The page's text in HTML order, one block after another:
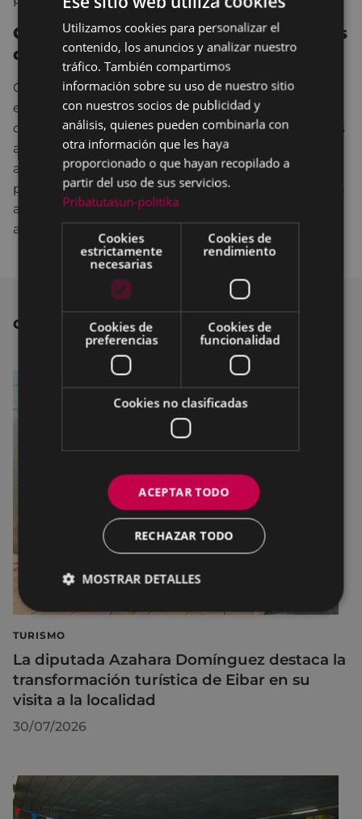
Otras ayudas humanitarias destinadas
durante el año 2021
Con cargo a esta partida de donativos a desastres
en diferentes partes del mundo, el Ayuntamiento
de Eibar ha destinado en lo que va de año otras dos
ayudas más. En mayo se enviaron 2.000 euros en
ayuda humanitaria para Gaza con el objetivo de
paliar los efectos del conflicto surgido en Israel; y en
agosto se destinó otra partida de 2.000 euros para
ayudar a las víctimas del terremoto que asoló Haití.
OTRAS NOTICIAS
TURISMO
La diputada Azahara Domínguez destaca la
transformación turística de Eibar en su
visita a la localidad
30/07/2026
BASQUE
SPANISH
Utilizamos cookies para personalizar el
contenido, los anuncios y analizar nuestro
tráfico. También compartimos
información sobre su uso de nuestro sitio
con nuestros socios de publicidad y
análisis, quienes pueden combinarla con
otra información que les haya
proporcionado o que hayan recopilado a
partir del uso de sus servicios.
Pribatutasun-politika
Cookies
estrictamente
necesarias
Cookies de
rendimiento
Cookies de
preferencias
Cookies de
funcionalidad
Cookies no clasificadas
ACEPTAR TODO
RECHAZAR TODO
MOSTRAR DETALLES